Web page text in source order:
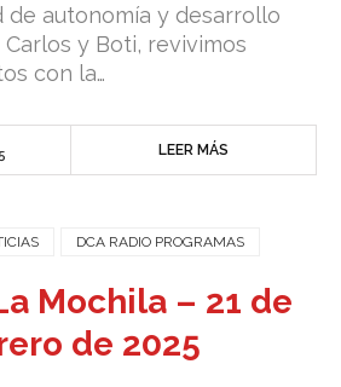
de autonomía y desarrollo
y Boti, revivimos
con la…
LEER MÁS
DCA RADIO PROGRAMAS
Mochila – 21 de
de 2025